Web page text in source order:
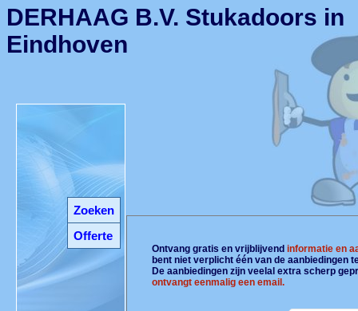
Zoeken
Offerte
DERHAAG B.V. Stukadoors in
Eindhoven
Ontvang gratis en vrijblijvendinformatie en
bent niet verplicht één van de aanbiedingen
De aanbiedingen zijn veelal extra scherp
ontvangt eenmalig een email.